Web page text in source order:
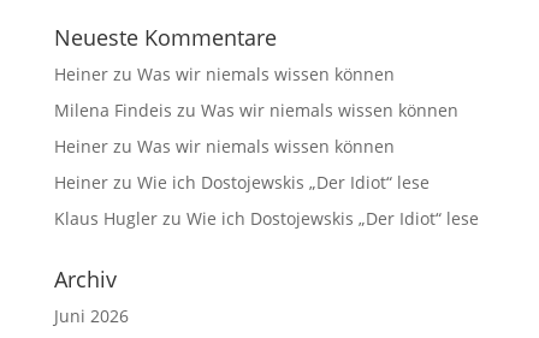
Neueste Kommentare
Heinerzu Was wir niemals wissen können
Milena Findeis zu Was wir niemals wissen können
Heinerzu Was wir niemals wissen können
Heinerzu Wie ich Dostojewskis „Der Idiot“ lese
Klaus Huglerzu Wie ich Dostojewskis „Der Idiot“ lese
Archiv
Juni 2026